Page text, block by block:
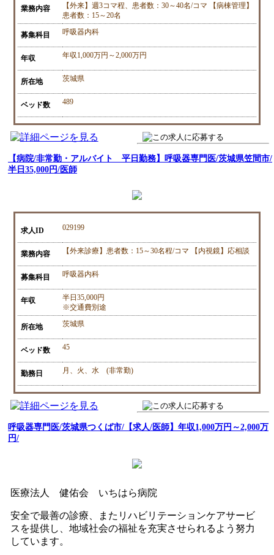
業務内容
【外来】週3コマ程、患者数：30～40名/コマ 【病棟管理】
患者数：15～20名
募集科目 呼吸器内科
年収 年収1,000万円～2,000万円
所在地 茨城県
ベッド数 489
【病院/非常勤・アルバイト 平日勤務】呼吸器専門医/茨城県笠間市/
半日35,000円/医師
求人ID 029199
業務内容 【外来診療】患者数：15～30名程/コマ 【内視鏡】応相談
募集科目 呼吸器内科
年収
半日35,000円
※交通費別途
所在地 茨城県
ベッド数 45
勤務日 月、火、水 (非常勤)
呼吸器専門医/茨城県つくば市/【求人/医師】年収1,000万円～2,000万
円/
医療法人 健佑会 いちはら病院
安全で最善の診療、またリハビリテーションケアサービ
スを提供し、地域社会の福祉を充実させられるよう努力
しています。